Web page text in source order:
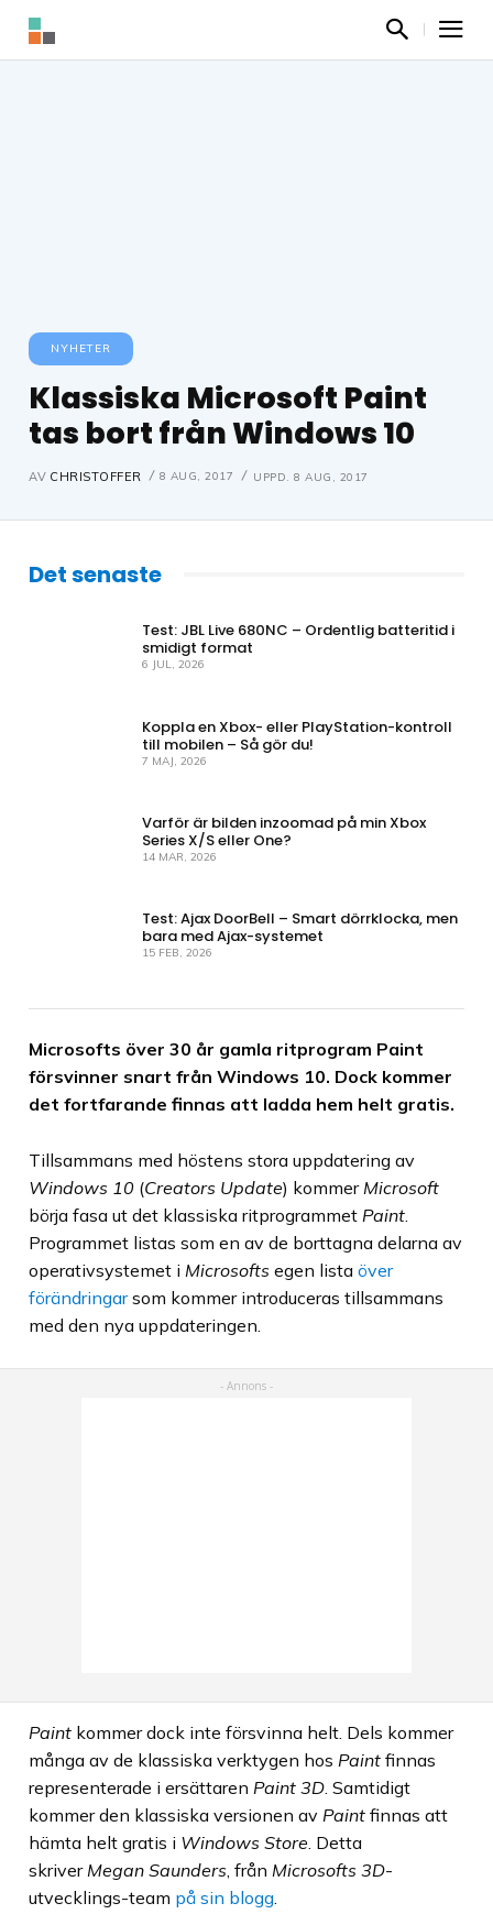
NYHETER
Klassiska Microsoft Paint
tas bort från Windows 10
AV CHRISTOFFER 8 AUG, 2017 UPPD. 8 AUG, 2017
Det senaste
Test: JBL Live 680NC – Ordentlig batteritid i
smidigt format
6 JUL, 2026
Koppla en Xbox- eller PlayStation-kontroll
till mobilen – Så gör du!
7 MAJ, 2026
Varför är bilden inzoomad på min Xbox
Series X/S eller One?
14 MAR, 2026
Test: Ajax DoorBell – Smart dörrklocka, men
bara med Ajax-systemet
15 FEB, 2026
Microsofts över 30 år gamla ritprogram Paint
försvinner snart från Windows 10. Dock kommer
det fortfarande finnas att ladda hem helt gratis.
Tillsammans med höstens stora uppdatering av
Windows 10 (Creators Update) kommer Microsoft
börja fasa ut det klassiska ritprogrammet Paint
Programmet listas som en av de borttagna delarna av
operativsystemet i Microsofts egen lista över
förändringarsom kommer introduceras tillsammans
med den nya uppdateringen.
Paint kommer dock inte försvinna helt. Dels kommer
många av de klassiska verktygen hos Paint finnas
representerade i ersättaren Paint 3D . Samtidigt
kommer den klassiska versionen av Paint finnas att
hämta helt gratis i Windows Store . Detta
skriver Megan Saunders , från Microsofts 3D-
utvecklings-team på sin blogg